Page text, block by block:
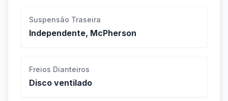
Suspensão Traseira
Independente, McPherson
Freios Dianteiros
Disco ventilado